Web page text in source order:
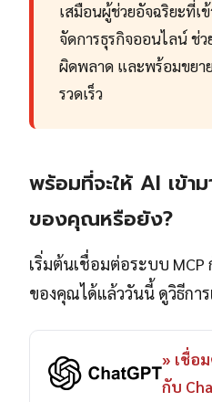
เสมือนผู้ช่วยอัจฉริยะที่เ
จัดการธุรกิจออนไลน์ ช่
ผิดพลาด และพร้อมขยา
รวดเร็ว
พร้อมที่จะให้ AI เข้า
ของคุณหรือยัง?
เริ่มต้นเชื่อมต่อระบบ MCP
ของคุณได้แล้ววันนี้ ดูวิธีกา
» เชื่อ
กับ